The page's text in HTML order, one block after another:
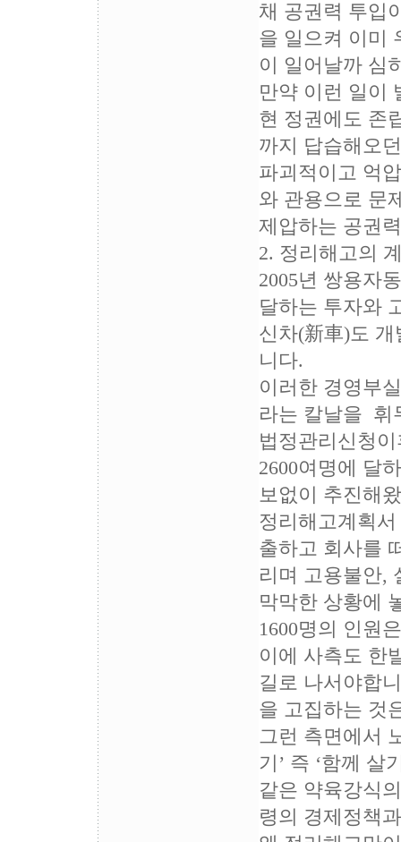
채 공권력 투입
을 일으켜 이미
이 일어날까 심
만약 이런 일이
현 정권에도 존
까지 답습해오
파괴적이고 억
와 관용으로 문
제압하는 공권
2. 정리해고의
2005년 쌍용자
달하는 투자와
신차(新車)도
니다.
이러한 경영부
라는 칼날을 휘
법정관리신청
2600여명에 달
보없이 추진해
정리해고계획
출하고 회사를
리며 고용불안,
막막한 상황에
1600명의 인원
이에 사측도 한
길로 나서야합
을 고집하는 것
그런 측면에서
기’ 즉 ‘함께 살
같은 약육강식
령의 경제정책